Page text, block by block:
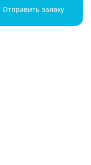
Отправить заявку